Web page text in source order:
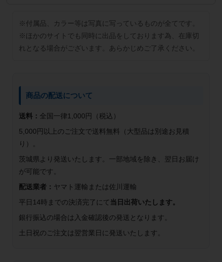
※付属品、カラー等は写真に写っているものが全てです。
※ほかのサイトでも同時に出品をしております為、在庫切
れとなる場合がございます。あらかじめご了承ください。
商品の配送について
送料： 全国一律1,000円（税込）
5,000円以上のご注文で送料無料（大型品は別途お見積
り）。
茨城県より発送いたします。一部地域を除き、翌日お届け
が可能です。
配送業者： ヤマト運輸または佐川運輸
平日14時までの決済完了にて当日出荷いたします。
銀行振込の場合は入金確認後の発送となります。
土日祝のご注文は翌営業日に発送いたします。